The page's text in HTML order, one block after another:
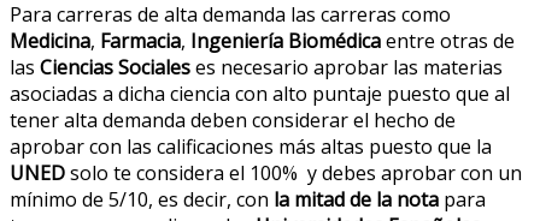
Para carreras de alta demanda las carreras como
Medicina, Farmacia, Ingeniería Biomédicaentre otras de
las Ciencias Socialeses necesario aprobar las materias
asociadas a dicha ciencia con alto puntaje puesto que al
tener alta demanda deben considerar el hecho de
aprobar con las calificaciones más altas puesto que la
UNEDsolo te considera el 100% y debes aprobar con un
mínimo de 5/10, es decir, con la mitad de la nota para